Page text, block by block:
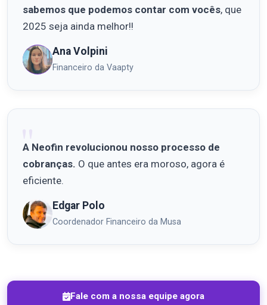
sabemos que podemos contar com vocês, que
2025 seja ainda melhor!!
Ana Volpini
Financeiro da Vaapty
A Neofin revolucionou nosso processo de
cobranças. O que antes era moroso, agora é
eficiente.
Edgar Polo
Coordenador Financeiro da Musa
Fale com a nossa equipe agora